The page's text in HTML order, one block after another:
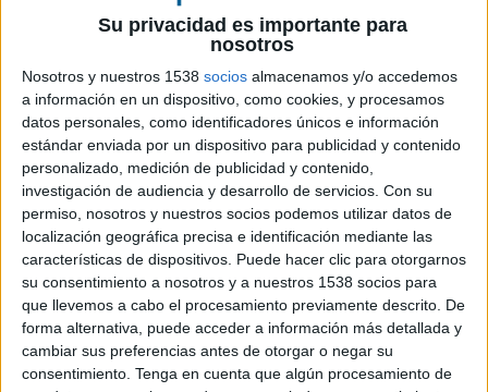
Su privacidad es importante para
nosotros
Nosotros y nuestros 1538 socios almacenamos y/o accedemos
a información en un dispositivo, como cookies, y procesamos
datos personales, como identificadores únicos e información
estándar enviada por un dispositivo para publicidad y contenido
personalizado, medición de publicidad y contenido,
investigación de audiencia y desarrollo de servicios. Con su
permiso, nosotros y nuestros socios podemos utilizar datos de
localización geográfica precisa e identificación mediante las
características de dispositivos. Puede hacer clic para otorgarnos
su consentimiento a nosotros y a nuestros 1538 socios para
que llevemos a cabo el procesamiento previamente descrito. De
forma alternativa, puede acceder a información más detallada y
cambiar sus preferencias antes de otorgar o negar su
consentimiento. Tenga en cuenta que algún procesamiento de
Los maquilladores de El Corte Inglés del Paseo de
la Castellana grabarán mediante las gafas sus
sesiones de maquillaje
Google y la marca de maquillaje del grupo L´Oréal Luxe, Yves Saint Laurent
Beauté, han anunciado una sesión de maquillaje digital, que tendrá lugar entre los
días 11 y 24 de mayo en El Corte Inglés del Paseo de la Castellana de Madrid.
En el evento, los maquilladores de la marca, liderados por Yosuah Barea,
maquillarán a las invitadas mientras unas Google Glass graban paso a paso toda la
sesión: desde los primeros consejos hasta el proceso de maquillaje completo.
Posteriormente, el vídeo se enviará por correo electrónico a todos los invitados.
Las Google Glass grabarán las sesiones de maquillaje a través de los ojos del
maquillador, consiguiendo un punto de vista personal, como si se tratara de un
espejo. Los vídeos tendrán como objetivo enseñar cómo se puede reproducir el